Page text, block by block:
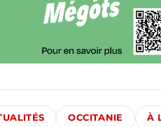
OCCITANIE À